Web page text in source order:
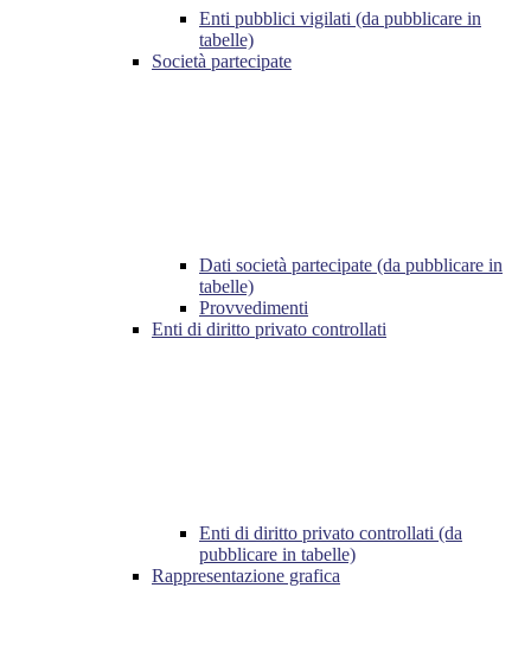
Enti pubblici vigilati (da pubblicare in
tabelle)
Società partecipate
Dati società partecipate (da pubblicare in
tabelle)
Provvedimenti
Enti di diritto privato controllati
Enti di diritto privato controllati (da
pubblicare in tabelle)
Rappresentazione grafica